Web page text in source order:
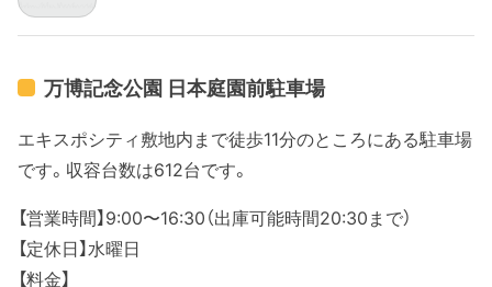
万博記念公園 日本庭園前駐車場
エキスポシティ敷地内まで徒歩11分のところにある駐車場
です。収容台数は612台です。
【営業時間】9:00〜16:30（出庫可能時間20:30まで）
【定休日】水曜日
【料金】